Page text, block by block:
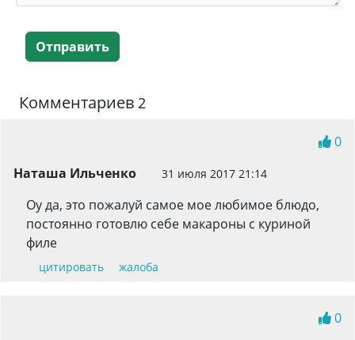
Отправить
Комментариев 2
0
Наташа Ильченко
31 июля 2017 21:14
Оу да, это пожалуй самое мое любимое блюдо,
постоянно готовлю себе макароны с куриной
филе
цитировать жалоба
0